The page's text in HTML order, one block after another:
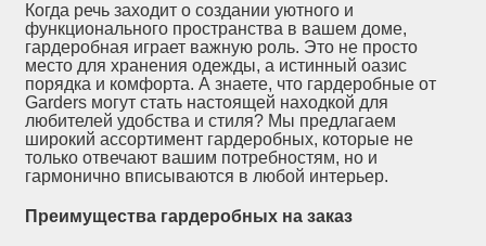
Когда речь заходит о создании уютного и
функционального пространства в вашем доме,
гардеробная играет важную роль. Это не просто
место для хранения одежды, а истинный оазис
порядка и комфорта. А знаете, что гардеробные от
Garders могут стать настоящей находкой для
любителей удобства и стиля? Мы предлагаем
широкий ассортимент гардеробных, которые не
только отвечают вашим потребностям, но и
гармонично вписываются в любой интерьер.
Преимущества гардеробных на заказ